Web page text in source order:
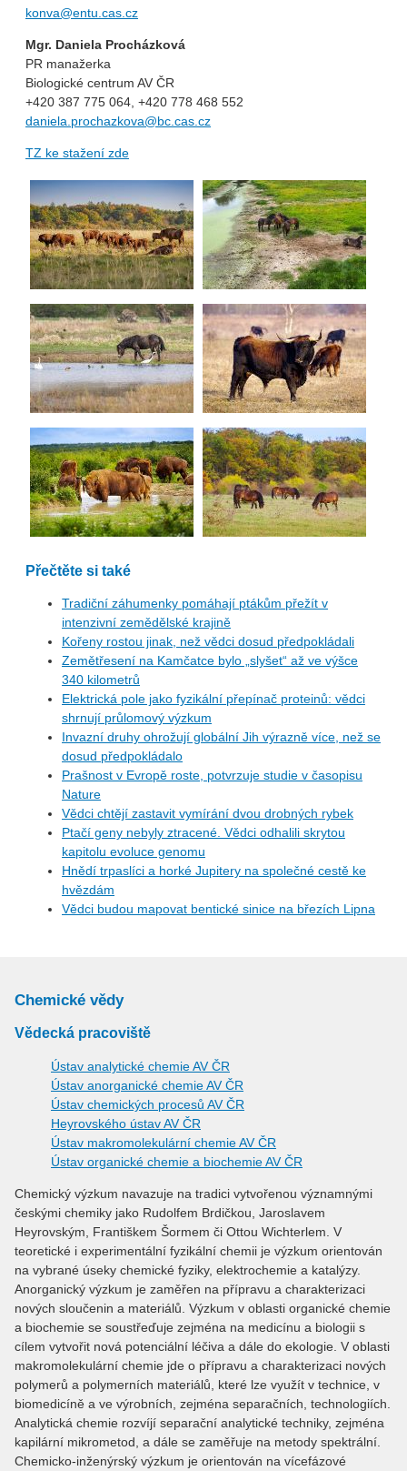
konva@entu.cas.cz
Mgr. Daniela Procházková
PR manažerka
Biologické centrum AV ČR
+420 387 775 064, +420 778 468 552
daniela.prochazkova@bc.cas.cz
TZ ke stažení zde
Přečtěte si také
Tradiční záhumenky pomáhají ptákům přežít v
intenzivní zemědělské krajině
Kořeny rostou jinak, než vědci dosud předpokládali
Zemětřesení na Kamčatce bylo „slyšet“ až ve výšce
340 kilometrů
Elektrická pole jako fyzikální přepínač proteinů: vědci
shrnují průlomový výzkum
Invazní druhy ohrožují globální Jih výrazně více, než se
dosud předpokládalo
Prašnost v Evropě roste, potvrzuje studie v časopisu
Nature
Vědci chtějí zastavit vymírání dvou drobných rybek
Ptačí geny nebyly ztracené. Vědci odhalili skrytou
kapitolu evoluce genomu
Hnědí trpaslíci a horké Jupitery na společné cestě ke
hvězdám
Vědci budou mapovat bentické sinice na březích Lipna
Chemické vědy
Vědecká pracoviště
Ústav analytické chemie AV ČR
Ústav anorganické chemie AV ČR
Ústav chemických procesů AV ČR
Heyrovského ústav AV ČR
Ústav makromolekulární chemie AV ČR
Ústav organické chemie a biochemie AV ČR
Chemický výzkum navazuje na tradici vytvořenou významnými
českými chemiky jako Rudolfem Brdičkou, Jaroslavem
Heyrovským, Františkem Šormem či Ottou Wichterlem. V
teoretické i experimentální fyzikální chemii je výzkum orientován
na vybrané úseky chemické fyziky, elektrochemie a katalýzy.
Anorganický výzkum je zaměřen na přípravu a charakterizaci
nových sloučenin a materiálů. Výzkum v oblasti organické chemie
a biochemie se soustřeďuje zejména na medicínu a biologii s
cílem vytvořit nová potenciální léčiva a dále do ekologie. V oblasti
makromolekulární chemie jde o přípravu a charakterizaci nových
polymerů a polymerních materiálů, které lze využít v technice, v
biomedicíně a ve výrobních, zejména separačních, technologiích.
Analytická chemie rozvíjí separační analytické techniky, zejména
kapilární mikrometod, a dále se zaměřuje na metody spektrální.
Chemicko-inženýrský výzkum je orientován na vícefázové